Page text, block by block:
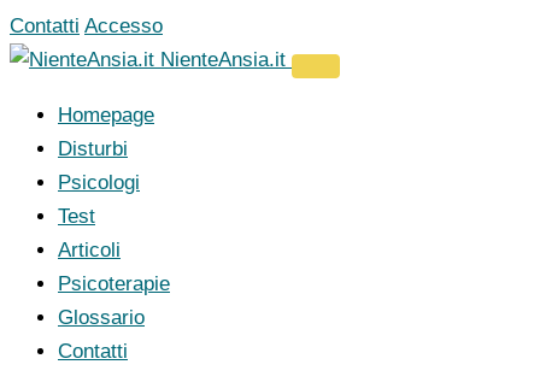
Vai
al
Contatti Accesso
NienteAnsia.it
Homepage
Disturbi
Psicologi
Test
Articoli
Psicoterapie
Glossario
Contatti